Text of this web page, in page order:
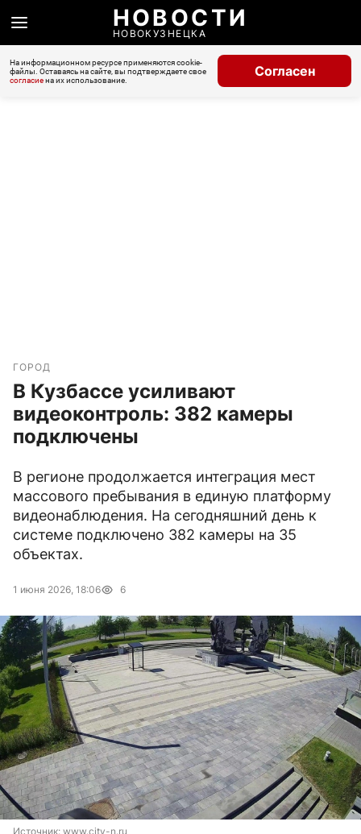
НОВОСТИ
НОВОКУЗНЕЦКА
На информационном ресурсе применяются cookie-
файлы. Оставаясь на сайте, вы подтверждаете свое
согласиена их использование.
Согласен
ГОРОД
В Кузбассе усиливают
видеоконтроль: 382 камеры
подключены
В регионе продолжается интеграция мест
массового пребывания в единую платформу
видеонаблюдения. На сегодняшний день к
системе подключено 382 камеры на 35
объектах.
1 июня 2026, 18:06 6
Источник: www.city-n.ru